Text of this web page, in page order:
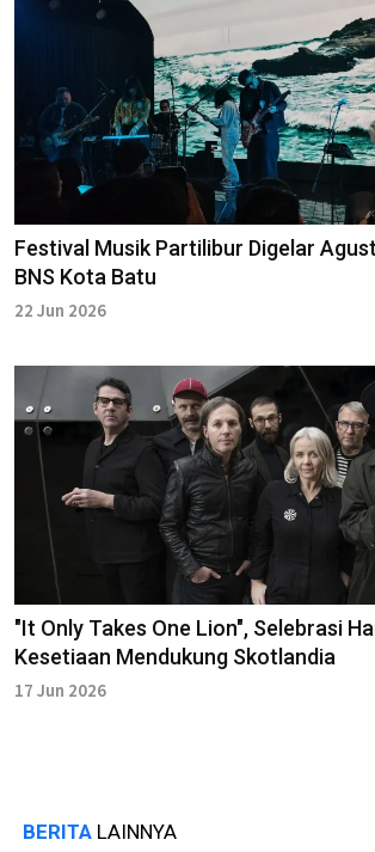
Festival Musik Partilibur Digelar
BNS Kota Batu
22 Jun 2026
"It Only Takes One Lion", Selebrasi
Kesetiaan Mendukung Skotlandia
17 Jun 2026
BERITA LAINNYA